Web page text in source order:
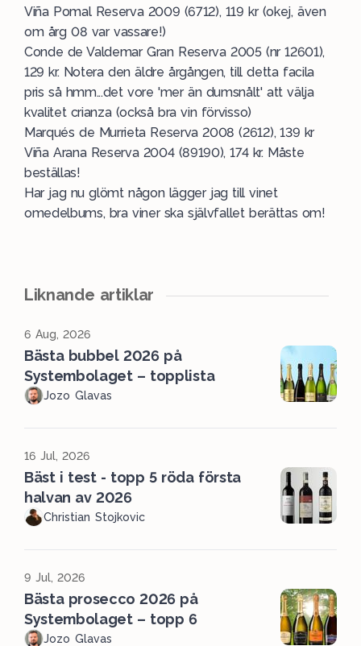
Viña Pomal Reserva 2009 (6712), 119 kr (okej, även
om årg 08 var vassare!)
Conde de Valdemar Gran Reserva 2005 (nr 12601),
129 kr. Notera den äldre årgången, till detta facila
pris så hmm...det vore 'mer än dumsnålt' att välja
kvalitet crianza (också bra vin förvisso)
Marqués de Murrieta Reserva 2008 (2612), 139 kr
Viña Arana Reserva 2004 (89190), 174 kr. Måste
beställas!
Har jag nu glömt någon lägger jag till vinet
omedelbums, bra viner ska självfallet berättas om!
Liknande artiklar
6 Aug, 2026
Bästa bubbel 2026 på
Systembolaget – topplista
Jozo Glavas
16 Jul, 2026
Bäst i test - topp 5 röda första
halvan av 2026
Christian Stojkovic
9 Jul, 2026
Bästa prosecco 2026 på
Systembolaget – topp 6
Jozo Glavas